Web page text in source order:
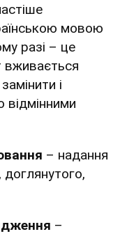
мовою
разі – це
вживається
і
відмінними
– надання
–